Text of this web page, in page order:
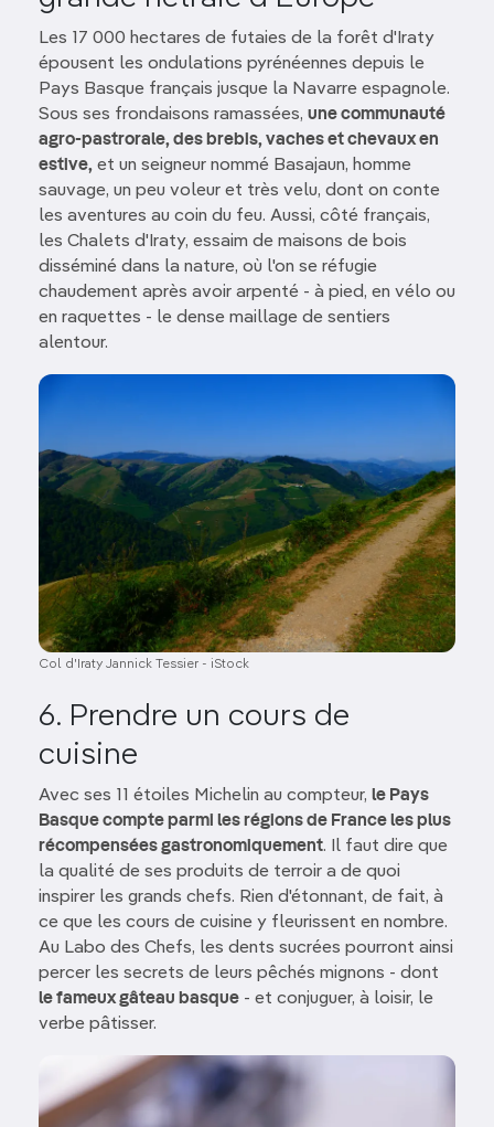
Les 17 000 hectares de futaies de la forêt d'Iraty
épousent les ondulations pyrénéennes depuis le
Pays Basque français jusque la Navarre espagnole.
Sous ses frondaisons ramassées, une communauté
agro-pastrorale, des brebis, vaches et chevaux en
estive, et un seigneur nommé Basajaun, homme
sauvage, un peu voleur et très velu, dont on conte
les aventures au coin du feu. Aussi, côté français,
les Chalets d'Iraty, essaim de maisons de bois
disséminé dans la nature, où l'on se réfugie
chaudement après avoir arpenté - à pied, en vélo ou
en raquettes - le dense maillage de sentiers
alentour.
Image
Col d'Iraty Jannick Tessier - iStock
6. Prendre un cours de
cuisine
Avec ses 11 étoiles Michelin au compteur, le Pays
Basque compte parmi les régions de France les plus
récompensées gastronomiquement. Il faut dire que
la qualité de ses produits de terroir a de quoi
inspirer les grands chefs. Rien d'étonnant, de fait, à
ce que les cours de cuisine y fleurissent en nombre.
Au Labo des Chefs, les dents sucrées pourront ainsi
percer les secrets de leurs pêchés mignons - dont
le fameux gâteau basque - et conjuguer, à loisir, le
verbe pâtisser.